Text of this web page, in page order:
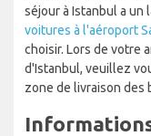
séjour à Istanbul a un
voitures à l'aéroport
choisir. Lors de votre
d'Istanbul, veuillez
zone de livraison des